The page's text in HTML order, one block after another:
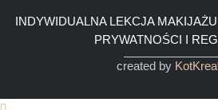
INDYWIDUALNA LEKCJA MAKIJAŻU
PRYWATNOŚCI I
created by